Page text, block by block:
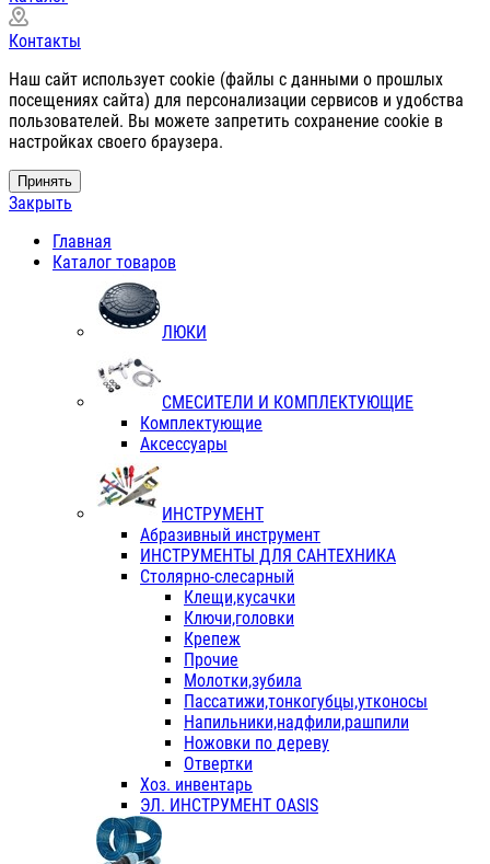
Контакты
Наш сайт использует cookie (файлы с данными о прошлых
посещениях сайта) для персонализации сервисов и удобства
пользователей. Вы можете запретить сохранение cookie в
настройках своего браузера.
Принять
Закрыть
Главная
Каталог товаров
ЛЮКИ
СМЕСИТЕЛИ И КОМПЛЕКТУЮЩИЕ
Комплектующие
Аксессуары
ИНСТРУМЕНТ
Абразивный инструмент
ИНСТРУМЕНТЫ ДЛЯ САНТЕХНИКА
Столярно-слесарный
Клещи,кусачки
Ключи,головки
Крепеж
Прочие
Молотки,зубила
Пассатижи,тонкогубцы,утконосы
Напильники,надфили,рашпили
Ножовки по дереву
Отвертки
Хоз. инвентарь
ЭЛ. ИНСТРУМЕНТ OASIS